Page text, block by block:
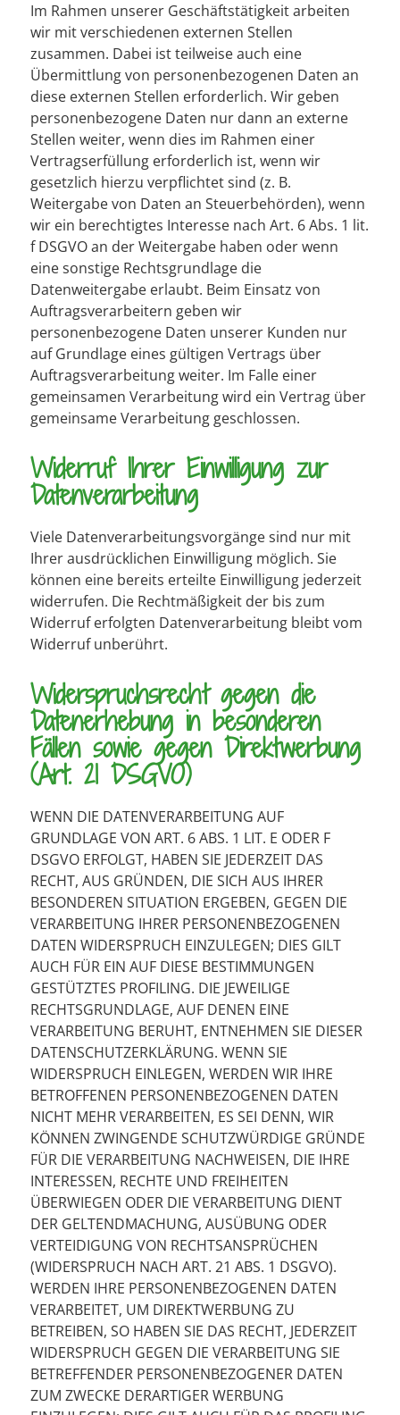
Im Rahmen unserer Geschäftstätigkeit arbeiten
wir mit verschiedenen externen Stellen
zusammen. Dabei ist teilweise auch eine
Übermittlung von personenbezogenen Daten an
diese externen Stellen erforderlich. Wir geben
personenbezogene Daten nur dann an externe
Stellen weiter, wenn dies im Rahmen einer
Vertragserfüllung erforderlich ist, wenn wir
gesetzlich hierzu verpflichtet sind (z. B.
Weitergabe von Daten an Steuerbehörden), wenn
wir ein berechtigtes Interesse nach Art. 6 Abs. 1 lit.
f DSGVO an der Weitergabe haben oder wenn
eine sonstige Rechtsgrundlage die
Datenweitergabe erlaubt. Beim Einsatz von
Auftragsverarbeitern geben wir
personenbezogene Daten unserer Kunden nur
auf Grundlage eines gültigen Vertrags über
Auftragsverarbeitung weiter. Im Falle einer
gemeinsamen Verarbeitung wird ein Vertrag über
gemeinsame Verarbeitung geschlossen.
Widerruf Ihrer Einwilligung zur
Datenverarbeitung
Viele Datenverarbeitungsvorgänge sind nur mit
Ihrer ausdrücklichen Einwilligung möglich. Sie
können eine bereits erteilte Einwilligung jederzeit
widerrufen. Die Rechtmäßigkeit der bis zum
Widerruf erfolgten Datenverarbeitung bleibt vom
Widerruf unberührt.
Widerspruchsrecht gegen die
Datenerhebung in besonderen
Fällen sowie gegen Direktwerbung
(Art. 21 DSGVO)
WENN DIE DATENVERARBEITUNG AUF
GRUNDLAGE VON ART. 6 ABS. 1 LIT. E ODER F
DSGVO ERFOLGT, HABEN SIE JEDERZEIT DAS
RECHT, AUS GRÜNDEN, DIE SICH AUS IHRER
BESONDEREN SITUATION ERGEBEN, GEGEN DIE
VERARBEITUNG IHRER PERSONENBEZOGENEN
DATEN WIDERSPRUCH EINZULEGEN; DIES GILT
AUCH FÜR EIN AUF DIESE BESTIMMUNGEN
GESTÜTZTES PROFILING. DIE JEWEILIGE
RECHTSGRUNDLAGE, AUF DENEN EINE
VERARBEITUNG BERUHT, ENTNEHMEN SIE DIESER
DATENSCHUTZERKLÄRUNG. WENN SIE
WIDERSPRUCH EINLEGEN, WERDEN WIR IHRE
BETROFFENEN PERSONENBEZOGENEN DATEN
NICHT MEHR VERARBEITEN, ES SEI DENN, WIR
KÖNNEN ZWINGENDE SCHUTZWÜRDIGE GRÜNDE
FÜR DIE VERARBEITUNG NACHWEISEN, DIE IHRE
INTERESSEN, RECHTE UND FREIHEITEN
ÜBERWIEGEN ODER DIE VERARBEITUNG DIENT
DER GELTENDMACHUNG, AUSÜBUNG ODER
VERTEIDIGUNG VON RECHTSANSPRÜCHEN
(WIDERSPRUCH NACH ART. 21 ABS. 1 DSGVO).
WERDEN IHRE PERSONENBEZOGENEN DATEN
VERARBEITET, UM DIREKTWERBUNG ZU
BETREIBEN, SO HABEN SIE DAS RECHT, JEDERZEIT
WIDERSPRUCH GEGEN DIE VERARBEITUNG SIE
BETREFFENDER PERSONENBEZOGENER DATEN
ZUM ZWECKE DERARTIGER WERBUNG